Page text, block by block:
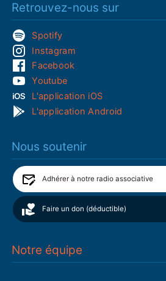
Retrouvez-nous sur
Spotify
Instagram
Facebook
Youtube
L'application iOS
L'application Android
Nous soutenir
Adhérer à notre radio associative
Faire un don (déductible)
Notre équipe